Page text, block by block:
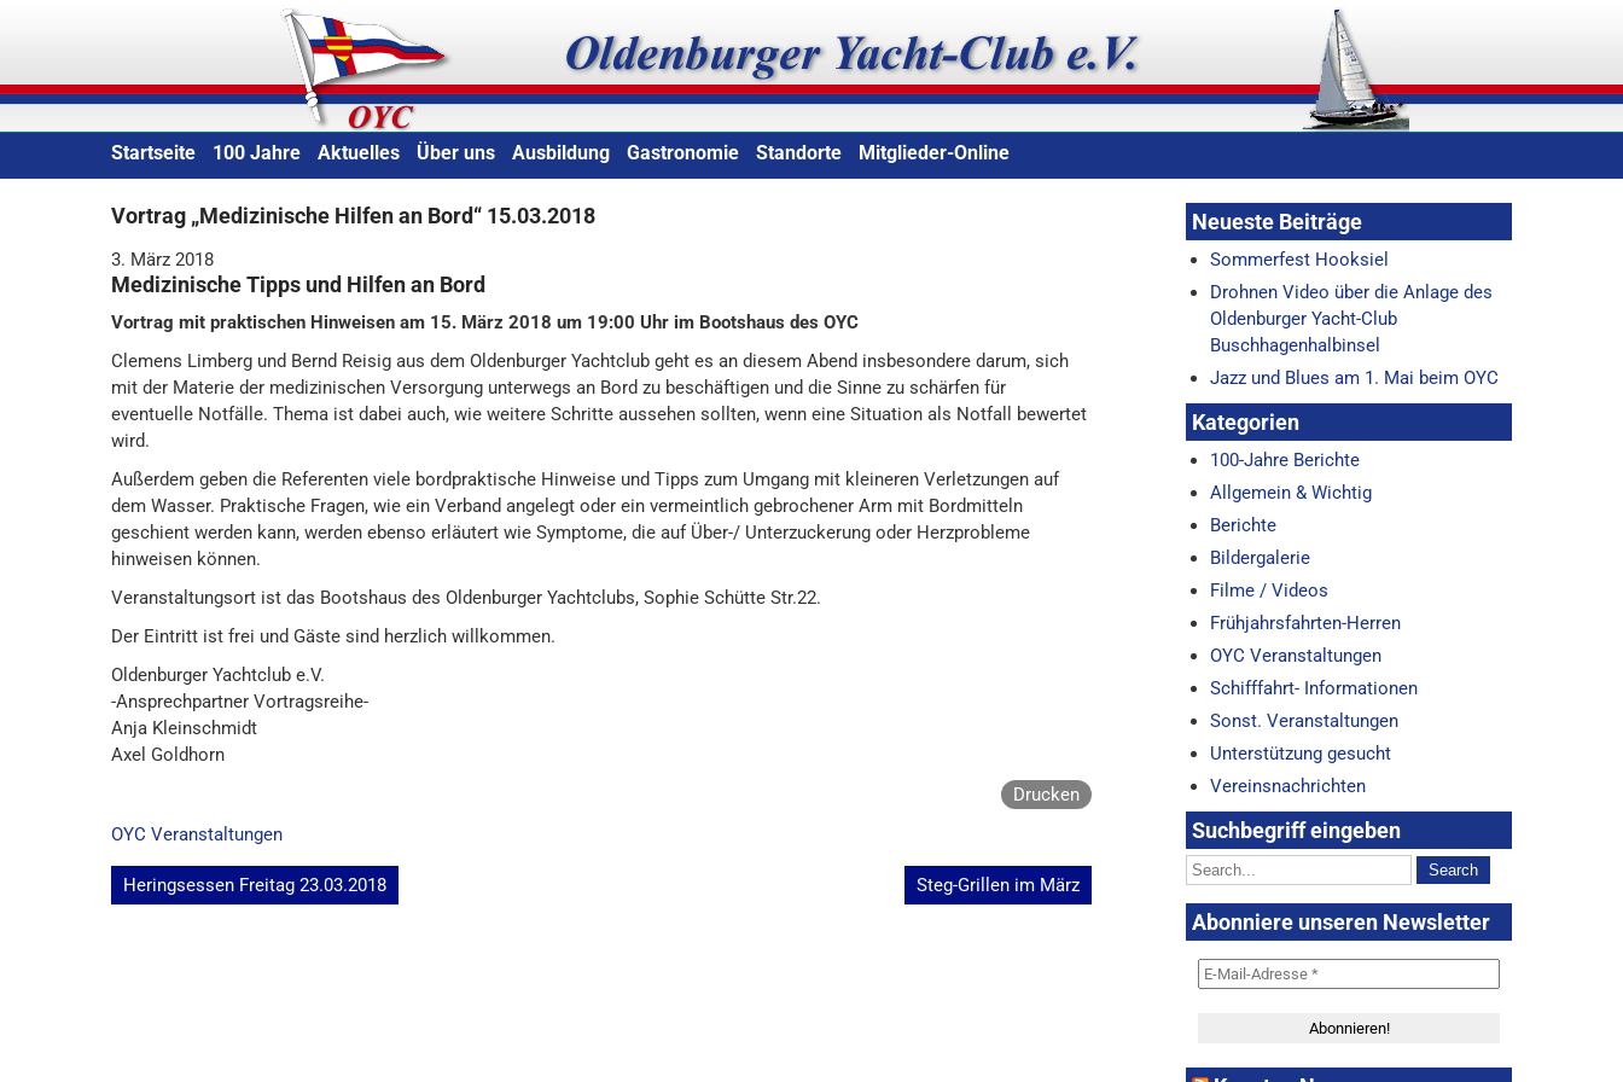
Oldenburger Yacht-Club e.V.
Startseite 100 Jahre Aktuelles Über uns Ausbildung Gastronomie Standorte Mitglieder-Online
Vortrag „Medizinische Hilfen an Bord“ 15.03.2018
3. März 2018
Medizinische Tipps und Hilfen an Bord
Vortrag mit praktischen Hinweisen am 15. März 2018 um 19:00 Uhr im Bootshaus des OYC
Clemens Limberg und Bernd Reisig aus dem Oldenburger Yachtclub geht es an diesem Abend insbesondere darum, sich
mit der Materie der medizinischen Versorgung unterwegs an Bord zu beschäftigen und die Sinne zu schärfen für
eventuelle Notfälle. Thema ist dabei auch, wie weitere Schritte aussehen sollten, wenn eine Situation als Notfall bewertet
wird.
Außerdem geben die Referenten viele bordpraktische Hinweise und Tipps zum Umgang mit kleineren Verletzungen auf
dem Wasser. Praktische Fragen, wie ein Verband angelegt oder ein vermeintlich gebrochener Arm mit Bordmitteln
geschient werden kann, werden ebenso erläutert wie Symptome, die auf Über-/ Unterzuckerung oder Herzprobleme
hinweisen können.
Veranstaltungsort ist das Bootshaus des Oldenburger Yachtclubs, Sophie Schütte Str.22.
Der Eintritt ist frei und Gäste sind herzlich willkommen.
Oldenburger Yachtclub e.V.
-Ansprechpartner Vortragsreihe-
Anja Kleinschmidt
Axel Goldhorn
Drucken
OYC Veranstaltungen
Beitragsnavigation
Heringsessen Freitag 23.03.2018 Steg-Grillen im März
Neueste Beiträge
Sommerfest Hooksiel
Drohnen Video über die Anlage des
Oldenburger Yacht-Club
Buschhagenhalbinsel
Jazz und Blues am 1. Mai beim OYC
Kategorien
100-Jahre Berichte
Allgemein & Wichtig
Berichte
Bildergalerie
Filme / Videos
Frühjahrsfahrten-Herren
OYC Veranstaltungen
Schifffahrt- Informationen
Sonst. Veranstaltungen
Unterstützung gesucht
Vereinsnachrichten
Suchbegriff eingeben
Abonniere unseren Newsletter